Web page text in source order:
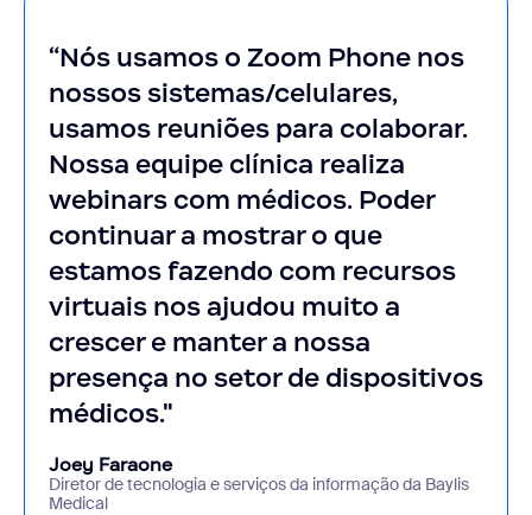
“Nós usamos o Zoom Phone nos
nossos sistemas/celulares,
usamos reuniões para colaborar.
Nossa equipe clínica realiza
webinars com médicos. Poder
continuar a mostrar o que
estamos fazendo com recursos
virtuais nos ajudou muito a
crescer e manter a nossa
presença no setor de dispositivos
médicos."
Joey Faraone
Diretor de tecnologia e serviços da informação da Baylis
Medical